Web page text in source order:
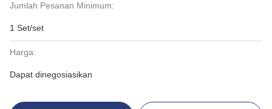
Jumlah Pesanan Minimum:
1 Set/set
Harga:
Dapat dinegosiasikan